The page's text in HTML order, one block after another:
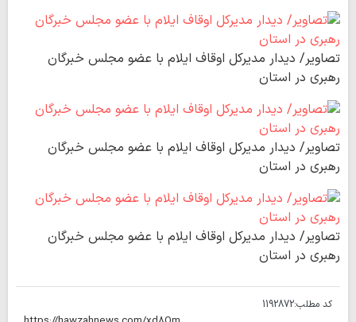
تصاویر/ دیدار مدیرکل اوقاف ایلام با عضو مجلس خبرگان
رهبری در استان
تصاویر/ دیدار مدیرکل اوقاف ایلام با عضو مجلس خبرگان
رهبری در استان
تصاویر/ دیدار مدیرکل اوقاف ایلام با عضو مجلس خبرگان
رهبری در استان
کد مطلب:1192872